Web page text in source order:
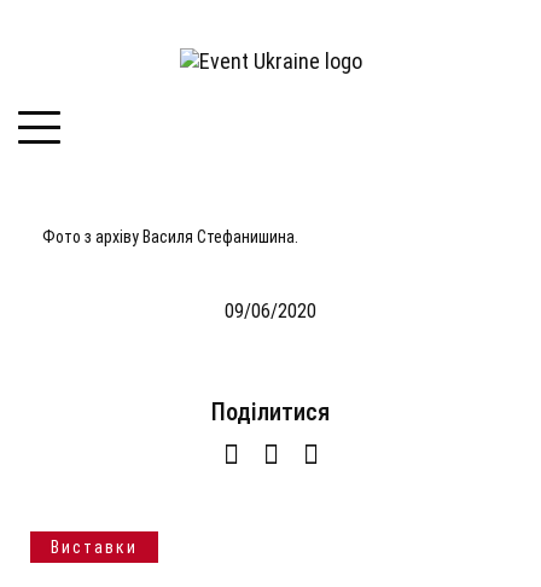
Фото з архіву Василя Стефанишина.
09/06/2020
Подiлитися
Виставки